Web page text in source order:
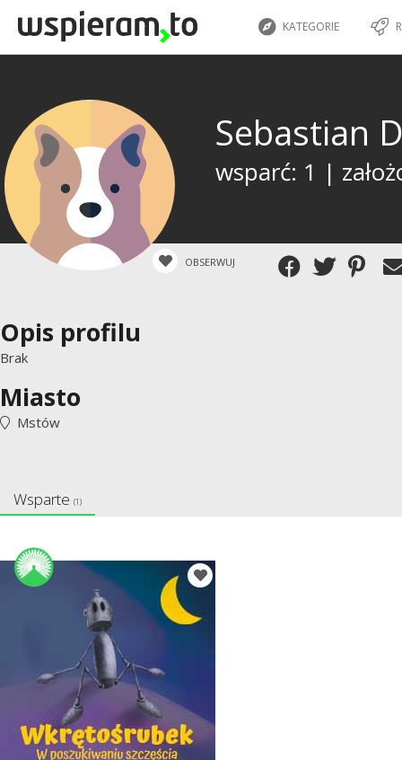
KATEGORIE
Sebastian
wsparć: 1 |
OBSERWUJ
Opis profilu
Brak
Miasto
Mstów
Wsparte (1)